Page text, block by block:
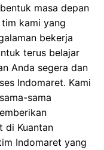
masa depan
kami yang
bekerja
terus belajar
Anda segera dan
Indomaret. Kami
sama
di Kuantan
Indomaret yang